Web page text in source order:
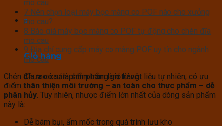
0
Giỏ hàng
Chưa có sản phẩm trong giỏ hàng.
mo cau
7 Nên chọn loại máy bọc màng co POF nào cho xưởng
mo cau?
8 Báo giá máy bọc màng co POF tự động cho chén đĩa
mo cau
9 Địa chỉ cung cấp máy co màng POF uy tín cho ngành
mo cau
Chén đĩa mo cau là sản phẩm làm từ vật liệu tự nhiên, có ưu
điểm thân thiện môi trường – an toàn cho thực phẩm – dễ
phân hủy . Tuy nhiên, nhược điểm lớn nhất của dòng sản phẩm
này là:
Dễ bám bụi, ẩm mốc trong quá trình lưu kho